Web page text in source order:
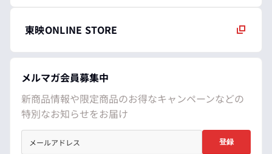
東映ONLINE STORE
メルマガ会員募集中
新商品情報や限定商品のお得なキャンペーンなどの
特別なお知らせをお届け
登録